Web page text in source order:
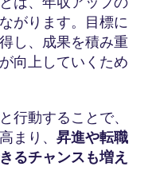
がります。目標に
し、成果を積み重
向上していくため
行動することで、
まり、 昇進や転職
るチャンスも増え